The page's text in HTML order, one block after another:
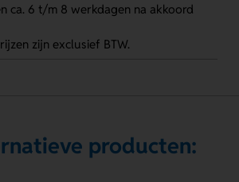
ca. 6 t/m 8 werkdagen na akkoord
zijn exclusief BTW.
producten: